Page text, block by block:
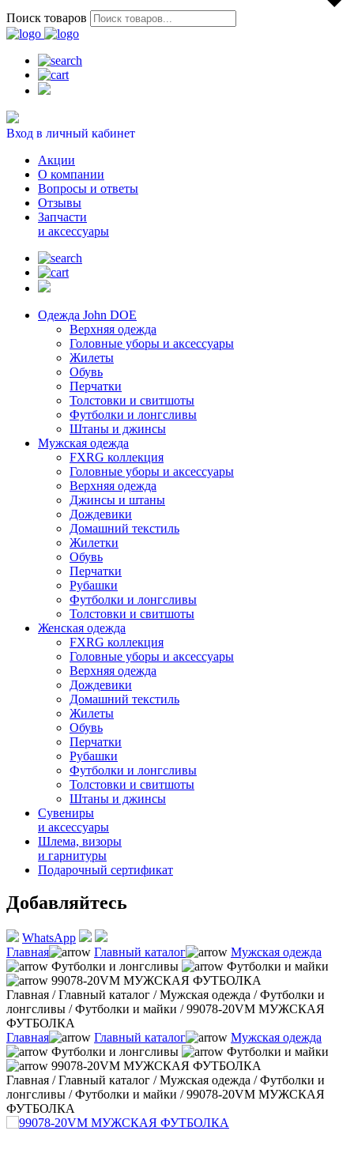
Поиск товаров
Вход в личный кабинет
Акции
О компании
Вопросы и ответы
Отзывы
Запчасти
и аксессуары
Одежда John DOE
Верхняя одежда
Головные уборы и аксессуары
Жилеты
Обувь
Перчатки
Толстовки и свитшоты
Футболки и лонгсливы
Штаны и джинсы
Мужская одежда
FXRG коллекция
Головные уборы и аксессуары
Верхняя одежда
Джинсы и штаны
Дождевики
Домашний текстиль
Жилетки
Обувь
Перчатки
Рубашки
Футболки и лонгсливы
Толстовки и свитшоты
Женская одежда
FXRG коллекция
Головные уборы и аксессуары
Верхняя одежда
Дождевики
Домашний текстиль
Жилеты
Обувь
Перчатки
Рубашки
Футболки и лонгсливы
Толстовки и свитшоты
Штаны и джинсы
Сувениры
и аксессуары
Шлема, визоры
и гарнитуры
Подарочный сертификат
Добавляйтесь
WhatsApp
Главная
Главный каталог
Мужская одежда
Футболки и лонгсливы
Футболки и майки
99078-20VM МУЖСКАЯ ФУТБОЛКА
Главная /Главный каталог /Мужская одежда /Футболки и
лонгсливы /Футболки и майки /99078-20VM МУЖСКАЯ
ФУТБОЛКА
Главная
Главный каталог
Мужская одежда
Футболки и лонгсливы
Футболки и майки
99078-20VM МУЖСКАЯ ФУТБОЛКА
Главная /Главный каталог /Мужская одежда /Футболки и
лонгсливы /Футболки и майки /99078-20VM МУЖСКАЯ
ФУТБОЛКА